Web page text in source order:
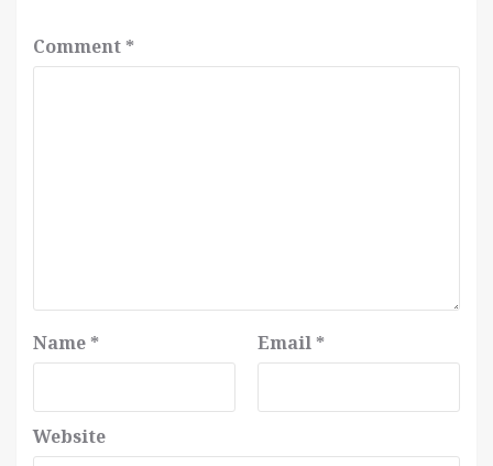
Comment *
Name * Email *
Website